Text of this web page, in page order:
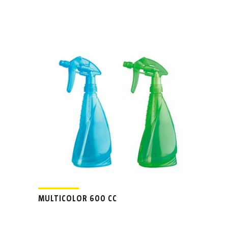
MULTICOLOR 600 CC